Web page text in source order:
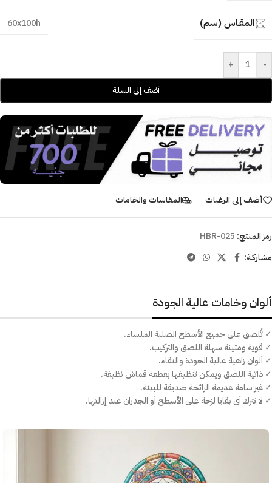
المقـاس (سم) 60x100h
-
+
أضف إلى السلة
أضف إلى الرغبات المقاسات والخامات
رمز المنتج: HBR-025
مشاركـة:
ألوان وخامات عالية الجودة
✓ تُلصق على جميع الأسطح الصلبة الملساء.
✓ قوية ومتينة سهلة اللصق والتركيب.
✓ ألوان زاهية عالية الجودة والنقاء.
✓ ذاتية اللصق ويمكن تنظيفها بقطعة قماش نظيفة.
✓ غير سامة عديمة الرائحة صديقة للبيئة.
✓ لا تترك أي بقايا لزجة على الأسطح أو الجدران عند إزالتها.